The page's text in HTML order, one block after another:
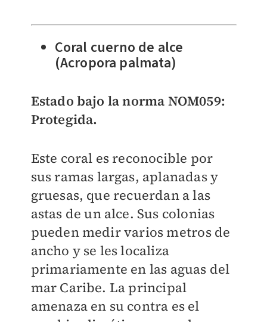
Coral cuerno de alce
(Acropora palmata)
Estado bajo la norma NOM059:
Protegida.
Este coral es reconocible por
sus ramas largas, aplanadas y
gruesas, que recuerdan a las
astas de un alce. Sus colonias
pueden medir varios metros de
ancho y se les localiza
primariamente en las aguas del
mar Caribe. La principal
amenaza en su contra es el